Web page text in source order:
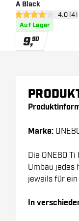
A Black
4 Bewertungssterne
4.0 (4)
Auf Lager
9,90
Marke:
Die ONE80
Umbau jedes
jeweils für ein
In